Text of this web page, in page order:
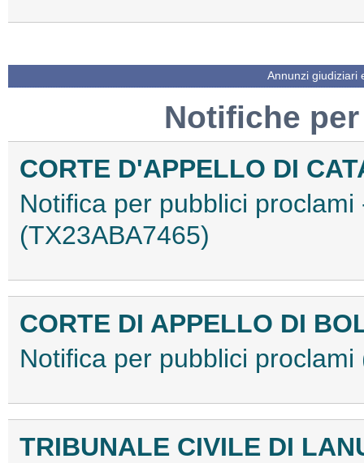
Annunzi giudiziari
Notifiche
CORTE D'APPELLO DI
Notifica per pubblici
(TX23ABA7465)
CORTE DI APPELLO DI
Notifica per pubblici
TRIBUNALE CIVILE DI